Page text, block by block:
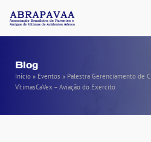
Blog
Início » Eventos » Palestra Gerenciamento de
VítimasCaVex – Aviação do Exercito